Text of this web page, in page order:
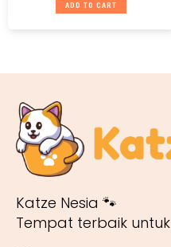
ADD TO CART
Katze Nesia 🐾
Tempat terbaik